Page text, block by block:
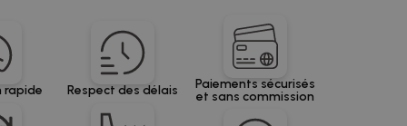
rapide Respect des délais
Paiements sécurisés
et sans commission